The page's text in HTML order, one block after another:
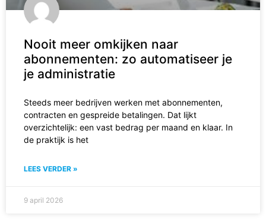
Nooit meer omkijken naar
abonnementen: zo automatiseer je
je administratie
Steeds meer bedrijven werken met abonnementen,
contracten en gespreide betalingen. Dat lijkt
overzichtelijk: een vast bedrag per maand en klaar. In
de praktijk is het
LEES VERDER »
9 april 2026